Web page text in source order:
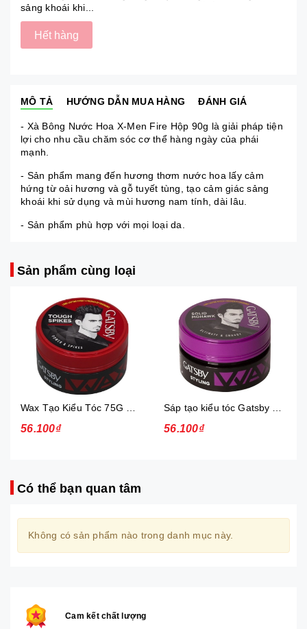
sảng khoái khi...
Hết hàng
MÔ TẢ HƯỚNG DẪN MUA HÀNG ĐÁNH GIÁ
- Xà Bông Nước Hoa X-Men Fire Hộp 90g là giải pháp tiện
lợi cho nhu cầu chăm sóc cơ thể hàng ngày của phái
mạnh.
- Sản phẩm mang đến hương thơm nước hoa lấy cảm
hứng từ oải hương và gỗ tuyết tùng, tạo cảm giác sảng
khoái khi sử dụng và mùi hương nam tính, dài lâu.
- Sản phẩm phù hợp với mọi loại da.
Sản phẩm cùng loại
56.100₫ 56.100₫
Có thể bạn quan tâm
Không có sản phẩm nào trong danh mục này.
Cam kết chất lượng